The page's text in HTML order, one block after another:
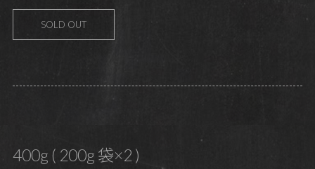
SOLD OUT
400g ( 200g 袋×2 )